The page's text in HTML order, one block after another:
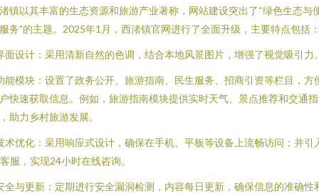
镇以其丰富的生态资源和旅游产业著称，网站建设突出了“绿色生态与
务”的主题。2025年1月，西渚镇官网进行了全面升级，主要特点包括
面设计：采用清新自然的色调，结合本地风景图片，增强了视觉吸引力
能模块：设置了政务公开、旅游指南、民生服务、招商引资等栏目，方
快速获取信息。例如，旅游指南模块提供实时天气、景点推荐和交通指
助力乡村旅游发展。
术优化：采用响应式设计，确保在手机、平板等设备上流畅访问；并引
服，实现24小时在线咨询。
全与更新：定期进行安全漏洞检测，内容每日更新，确保信息的准确性